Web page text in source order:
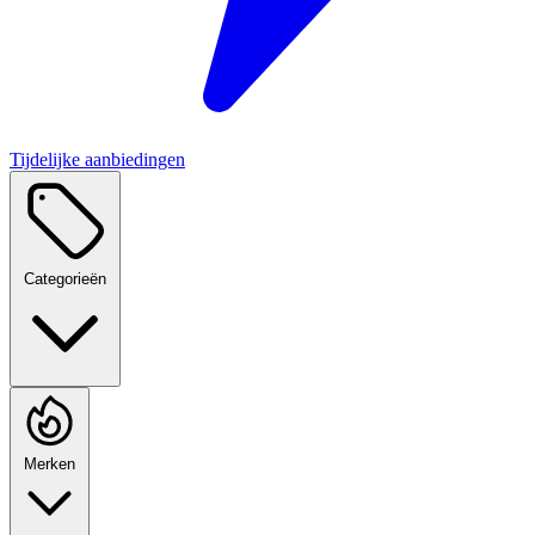
Tijdelijke aanbiedingen
Categorieën
Merken